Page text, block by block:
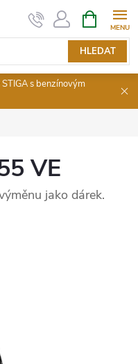
HLEDAT
NÁKUPNÍ
KOŠÍK
s benzínovým
VE
jako dárek.